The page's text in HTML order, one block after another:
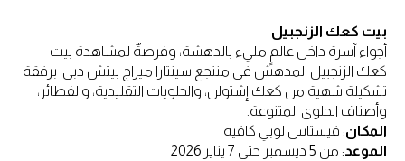
بيت كعك الزنجبيل
أجواء آسرة داخل عالمٍ مليء بالدهشة، وفرصةٌ لمشاهدة بيت
كعك الزنجبيل المدهش في منتجع سينتارا ميراج بيتش دبي، برفقة
تشكيلة شهية من كعك إشتولن، والحلويات التقليدية، والفطائر،
وأصناف الحلوى المتنوعة.
المكان: فيستاس لوبي كافيه
الموعد: من 5 ديسمبر حتى 7 يناير 2026